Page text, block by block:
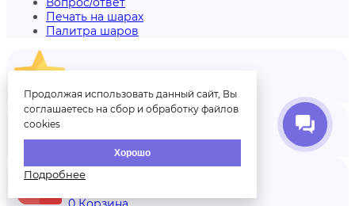
Печать на шарах
Палитра шаров
Отзывы
Продолжая использовать данный сайт, Вы
соглашаетесь на сбор и обработку файлов
cookies
Хорошо
Подробнее